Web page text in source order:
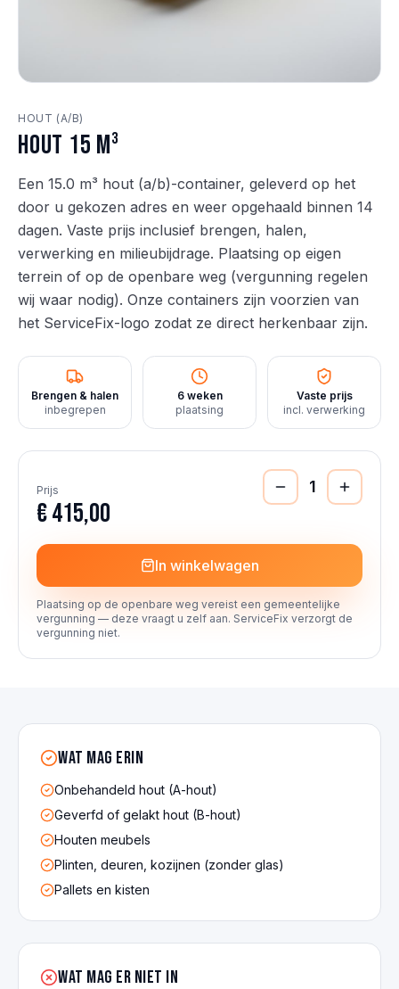
HOUT (A/B)
Hout 15 m³
Een 15.0 m³ hout (a/b)-container, geleverd op het
door u gekozen adres en weer opgehaald binnen 14
dagen. Vaste prijs inclusief brengen, halen,
verwerking en milieubijdrage. Plaatsing op eigen
terrein of op de openbare weg (vergunning regelen
wij waar nodig). Onze containers zijn voorzien van
het ServiceFix-logo zodat ze direct herkenbaar zijn.
Brengen & halen
inbegrepen
6 weken
plaatsing
Vaste prijs
incl. verwerking
Prijs
€ 415,00
1
In winkelwagen
Plaatsing op de openbare weg vereist een gemeentelijke
vergunning — deze vraagt u zelf aan. ServiceFix verzorgt de
vergunning niet.
Wat mag erin
Onbehandeld hout (A-hout)
Geverfd of gelakt hout (B-hout)
Houten meubels
Plinten, deuren, kozijnen (zonder glas)
Pallets en kisten
Wat mag er NIET in